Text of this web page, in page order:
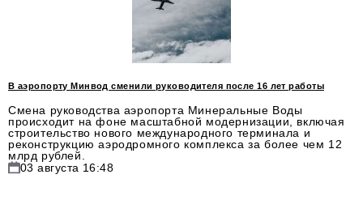
Красота и здоровье
Энергетика
Недвижимость
Мнение
В аэропорту Минвод сменили руководителя после 16 лет работы
Смена руководства аэропорта Минеральные Воды
происходит на фоне масштабной модернизации, включая
строительство нового международного терминала и
реконструкцию аэродромного комплекса за более чем 12
млрд рублей.
03 августа 16:48